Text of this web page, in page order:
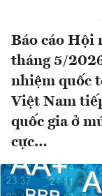
Báo cáo Hội
tháng 5/
nhiệm quốc
Việt Nam
quốc gia ở
cực…